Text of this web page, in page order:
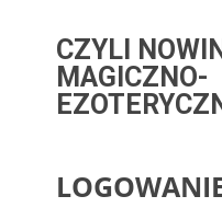
CZYLI
MAGICZNO-